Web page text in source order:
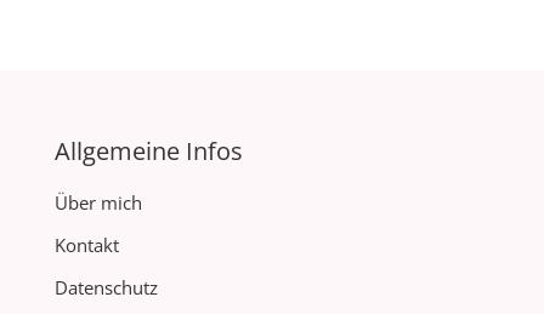
Allgemeine Infos
Über mich
Kontakt
Datenschutz